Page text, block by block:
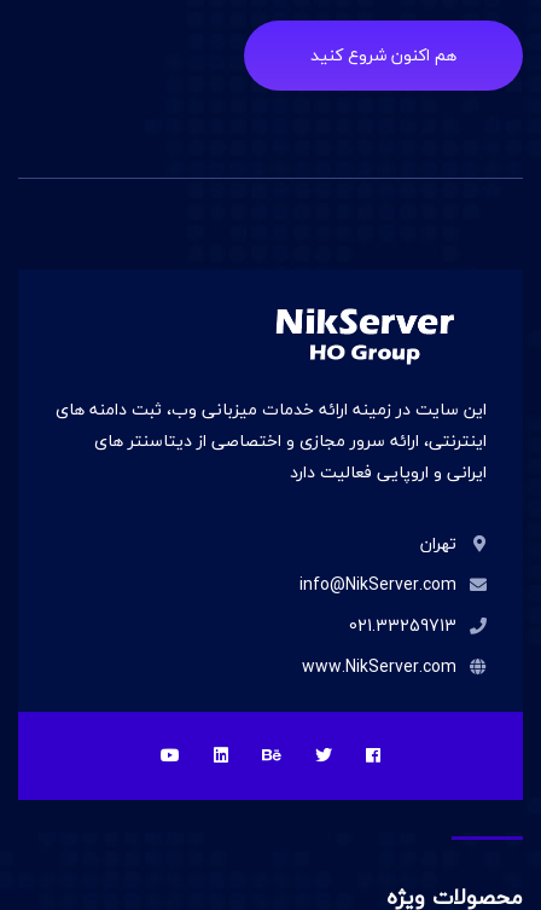
هم اکنون شروع کنید
این سایت در زمينه ارائه خدمات میزبانی وب، ثبت دامنه های
اینترنتی، ارائه سرور مجازی و اختصاصی از دیتاسنتر های
ایرانی و اروپایی فعالیت دارد
تهران
info@NikServer.com
021.33259713
www.NikServer.com
محصولات ویژه